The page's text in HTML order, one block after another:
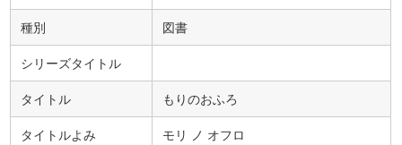
種別 図書
シリーズタイトル
タイトル もりのおふろ
タイトルよみ モリ ノ オフロ